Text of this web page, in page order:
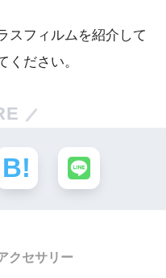
スフィルムを紹介して
ください。
クセサリー